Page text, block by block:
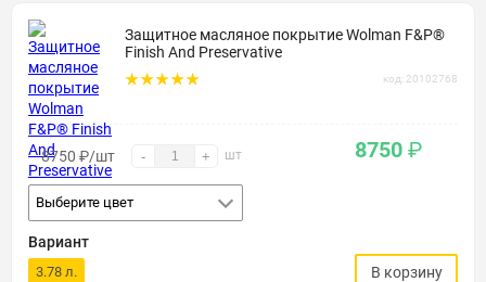
Защитное масляное покрытие Wolman F&P®
Finish And Preservative
код: 20102768
8750 ₽/шт - + шт
Выберите цвет
Вариант
3.78 л.
8750 ₽
В корзину